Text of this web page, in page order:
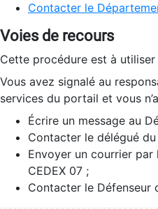
Contacter le
Voies de recours
Cette procédure est à
Vous avez signalé au
services du portail et vous
Écrire un message au
Contacter le délégué
Envoyer un courrier
CEDEX 07 ;
Contacter le